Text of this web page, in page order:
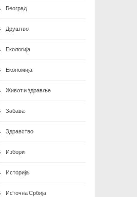
Београд
Друштво
Екологија
Економија
Живот и здравље
Забава
Здравство
Избори
Историја
Источна Србија